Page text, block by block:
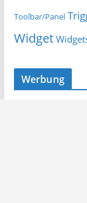
Toolbar/Panel
Widget
Werbung